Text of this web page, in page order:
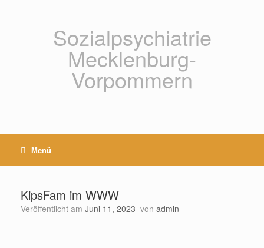
Sozialpsychiatrie
Mecklenburg-
Vorpommern
Menü
KipsFam im WWW
Veröffentlicht am Juni 11, 2023 von admin